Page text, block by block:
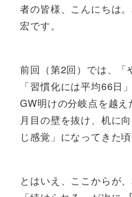
者の皆様、こんにちは
宏です。
前回（第2回）では、「
「習慣化には平均66日
GW明けの分岐点を越
月目の壁を抜け、机に
じ感覚」になってきた頃
とはいえ、ここからが